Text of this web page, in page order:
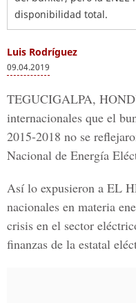
disponibilidad total.
Luis Rodríguez
09.04.2019
TEGUCIGALPA,
internacionales que el
2015-2018 no se
Nacional de Energía
Así lo expusieron a EL
nacionales en materia
crisis en el sector
finanzas de la estatal